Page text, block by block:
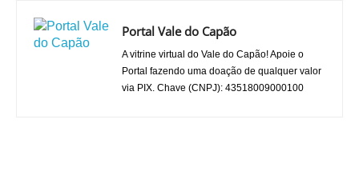
Portal Vale do Capão
A vitrine virtual do Vale do Capão! Apoie o
Portal fazendo uma doação de qualquer valor
via PIX. Chave (CNPJ): 43518009000100